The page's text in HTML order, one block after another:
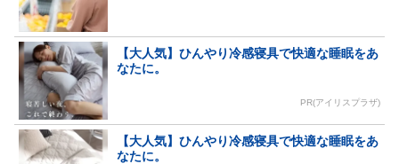
【大人気】ひんやり冷感寝具で快適な睡眠をあ
なたに。
PR(アイリスプラザ)
【大人気】ひんやり冷感寝具で快適な睡眠をあ
なたに。